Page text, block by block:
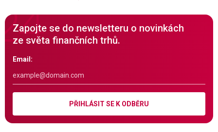
Zapojte se do newsletteru o novinkách
ze světa finančních trhů.
Email:
PŘIHLÁSIT SE K ODBĚRU